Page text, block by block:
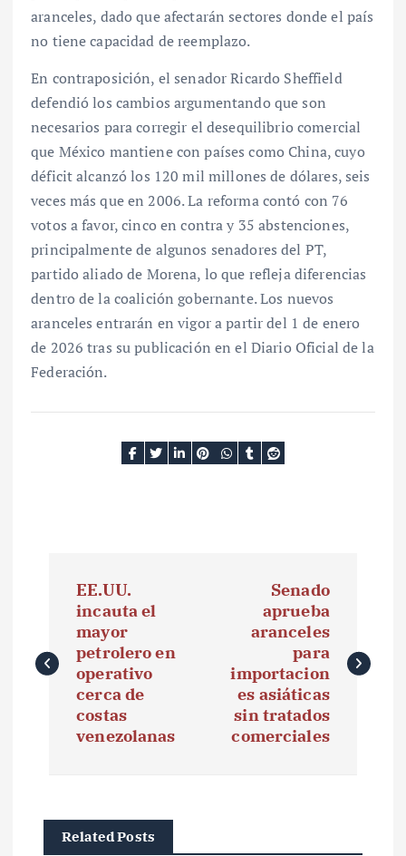
aranceles, dado que afectarán sectores donde el país
no tiene capacidad de reemplazo.
En contraposición, el senador Ricardo Sheffield
defendió los cambios argumentando que son
necesarios para corregir el desequilibrio comercial
que México mantiene con países como China, cuyo
déficit alcanzó los 120 mil millones de dólares, seis
veces más que en 2006. La reforma contó con 76
votos a favor, cinco en contra y 35 abstenciones,
principalmente de algunos senadores del PT,
partido aliado de Morena, lo que refleja diferencias
dentro de la coalición gobernante. Los nuevos
aranceles entrarán en vigor a partir del 1 de enero
de 2026 tras su publicación en el Diario Oficial de la
Federación.
v
e
EE.UU.
incauta el
mayor
petrolero en
operativo
cerca de
costas
venezolanas
Senado
aprueba
aranceles
para
importacion
es asiáticas
sin tratados
comerciales
Related Posts